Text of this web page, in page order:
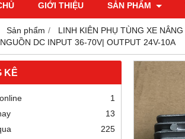
GIỚI THIỆU SẢN PHẨM
Sản phẩm LINH KIÊN PHỤ TÙNG XE NÂNG
DC INPUT 36-70V| OUTPUT 24V-10A
KÊ
1
13
225